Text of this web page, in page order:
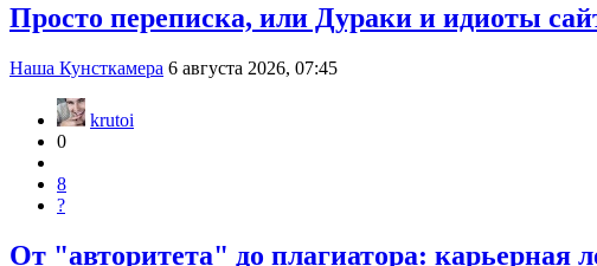
Просто переписка, или Дураки и идиоты
Наша Кунсткамера 6 августа 2026, 07:45
krutoi
0
8
?
От "авторитета" до плагиатора: карьерная